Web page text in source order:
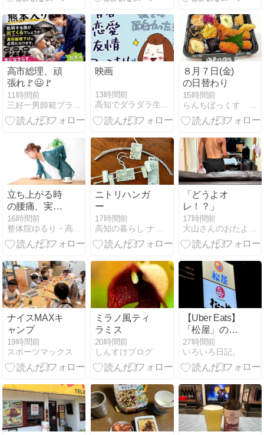
高市総理、頑
張れ🚩😃🚩
11時間前
三好一男師範プライベート日記
映画
13時間前
高知でダラダラ生きてます
８月７日(金)
の日替わり
15時間前
らんちぼっくす 中村さんブログ
立ち上がる時
の腰痛、実は
原因はそこじ
ゃない？
16時間前
整体院ゆるり・高知本院
ニトリハンガ
ー
17時間前
高知の暮らし ナチュラル生活
「どうよオ
レ！？」
17時間前
大山さんのおたより。
ナイスMAXキ
ャンプ
19時間前
スポーツマックス
ミラノ風ティ
ラミス
20時間前
しんすけブログ
【Uber Eats】
「松屋」の定
食をデリバリ
ー。
27時間前
いろいろ日記。